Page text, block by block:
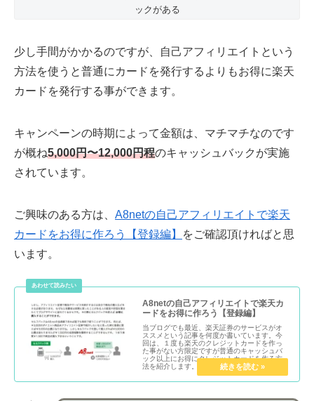
ックがある
少し手間がかかるのですが、自己アフィリエイトという
方法を使うと普通にカードを発行するよりもお得に楽天
カードを発行する事ができます。
キャンペーンの時期によって金額は、マチマチなのです
が概ね5,000円〜12,000円程のキャッシュバックが実施
されています。
ご興味のある方は、 A8netの自己アフィリエイトで楽天
カードをお得に作ろう【登録編】
をご確認頂ければと思
います。
A8netの自己アフィリエイトで楽天カ
ードをお得に作ろう【登録編】
当ブログでも最近、楽天証券のサービスがオ
ススメという記事を何度か書いています。今
回は、１度も楽天のクレジットカードを作っ
た事がない方限定ですが普通のキャッシュバ
ック以上にお得にクレジットカードを作る方
法を紹介します。...